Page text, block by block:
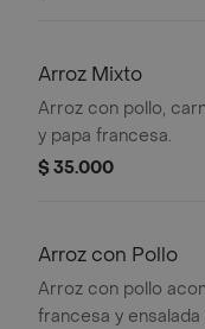
Arroz Mixto
Arroz con pollo,
y papa francesa.
$ 35.000
Arroz con Pollo
Arroz con pollo
francesa y